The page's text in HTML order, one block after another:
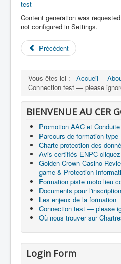
test
Content generation was
not configured in Settings.
Précédent
Vous êtes ici : Accueil
Connection test — please
BIENVENUE AU CER
Promotion AAC et
Parcours de formation type
Charte protection des
Avis certifiés ENPC
Golden Crown Casino
game & Protection
Formation piste moto lieu
Documents pour
Les enjeux de la formation
Connection test — please
Où nous trouver sur
Login Form